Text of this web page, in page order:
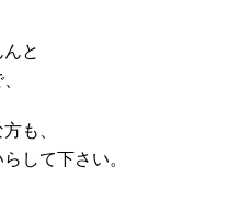
と
も、
して下さい。